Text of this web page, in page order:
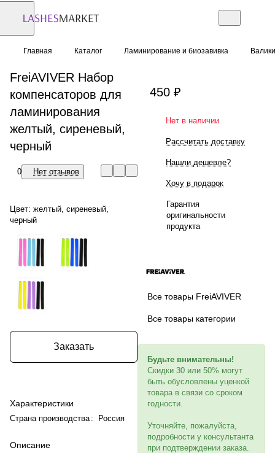
Главная Каталог Ламинирование и биозавивка
FreiAVIVER Набор
компенсаторов для
ламинирования
желтый, сиреневый,
черный
0 Нет отзывов
Цвет: желтый, сиреневый,
черный
Заказать
Характеристики
Страна производства : Россия
Описание
450 ₽
Нет в наличии
Рассчитать доставку
Нашли дешевле?
Хочу в подарок
Гарантия
оригинальности
продукта
Все товары FreiAVIVER
Все товары категории
Будьте внимательны!
Скидки 30 или 50% могут
быть обусловлены уценкой
товара в связи со сроком
годности.
Уточняйте, пожалуйста,
подробности у консультанта
при подтверждении заказа.